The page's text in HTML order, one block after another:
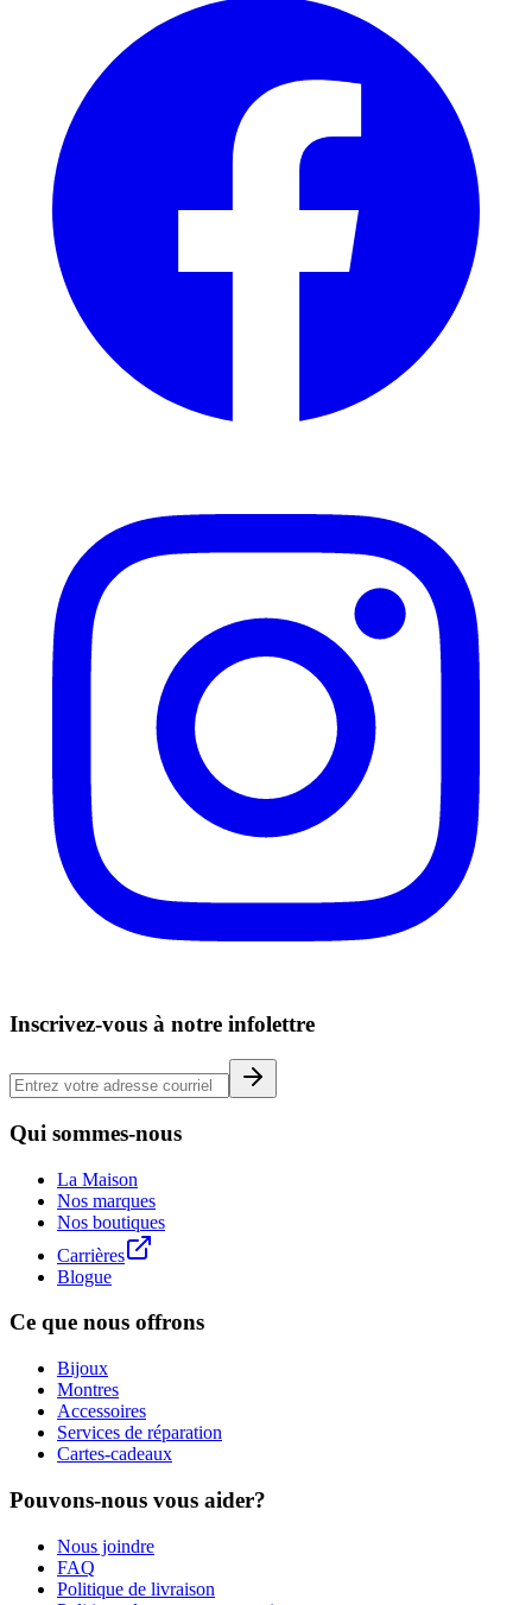
Inscrivez-vous à notre infolettre
Qui sommes-nous
La Maison
Nos marques
Nos boutiques
Carrières
Blogue
Ce que nous offrons
Bijoux
Montres
Accessoires
Services de réparation
Cartes-cadeaux
Pouvons-nous vous aider?
Nous joindre
FAQ
Politique de livraison